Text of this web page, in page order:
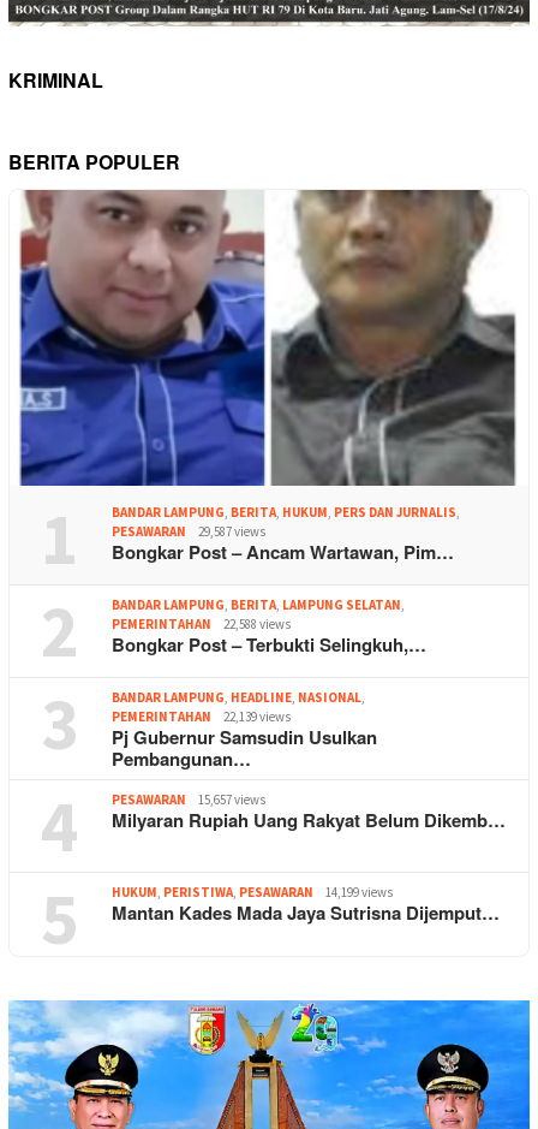
KRIMINAL
BERITA POPULER
1 BANDAR LAMPUNG, BERITA, HUKUM, PERS DAN JURNALIS,
PESAWARAN
29,587 views
Bongkar Post – Ancam Wartawan, Pim…
2 BANDAR LAMPUNG, BERITA, LAMPUNG SELATAN,
PEMERINTAHAN
22,588 views
Bongkar Post – Terbukti Selingkuh,…
3 BANDAR LAMPUNG, HEADLINE, NASIONAL,
PEMERINTAHAN
22,139 views
Pj Gubernur Samsudin Usulkan
Pembangunan…
4 PESAWARAN 15,657 views
Milyaran Rupiah Uang Rakyat Belum Dikemb…
5 HUKUM, PERISTIWA, PESAWARAN 14,199 views
Mantan Kades Mada Jaya Sutrisna Dijemput…